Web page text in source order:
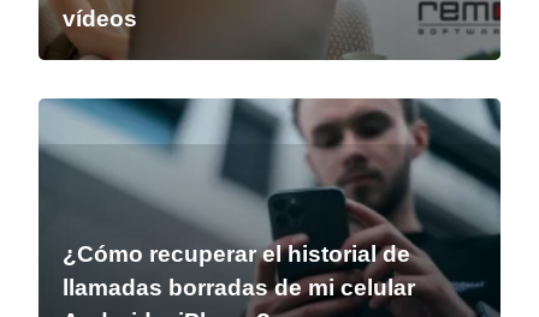
vídeos
¿Cómo recuperar el historial de
llamadas borradas de mi celular